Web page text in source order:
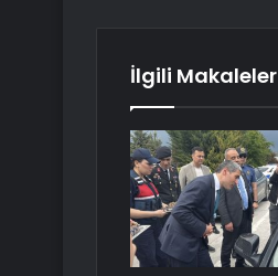
İlgili Makaleler